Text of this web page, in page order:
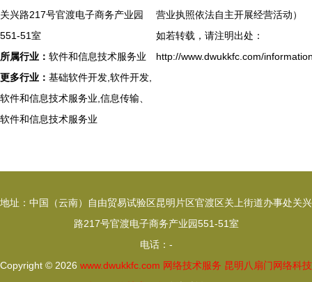
关兴路217号官渡电子商务产业园
551-51室
所属行业： 软件和信息技术服务业
更多行业： 基础软件开发,软件开发,
软件和信息技术服务业,信息传输、
软件和信息技术服务业
营业执照依法自主开展经营活动）
如若转载，请注明出处：
http://www.dwukkfc.com/
地址：中国（云南）自由贸易试验区昆明片区官渡区关上街道办事处关兴
路217号官渡电子商务产业园551-51室
电话：-
Copyright © 2026 www.dwukkfc.com 网络技术服务 昆明八扇门网络科技